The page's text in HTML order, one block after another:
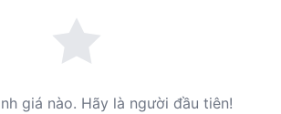
giá nào. Hãy là người đầu tiên!